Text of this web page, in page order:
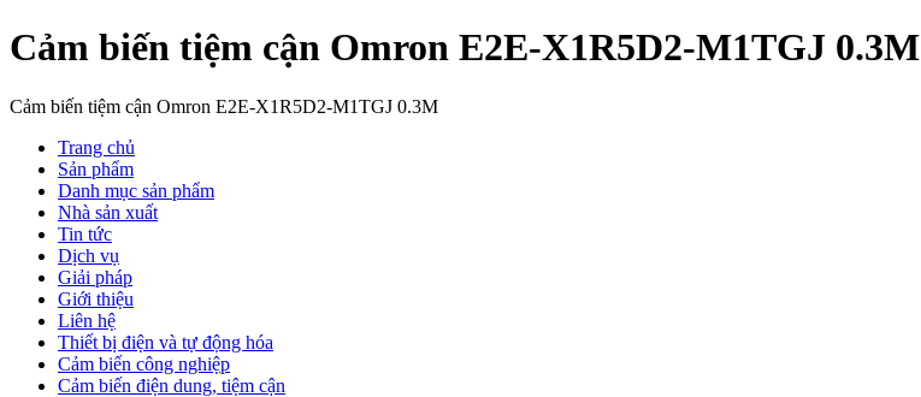
Cảm biến tiệm cận Omron E2E-X1R5D2-M1TGJ 0.3M
Cảm biến tiệm cận Omron E2E-X1R5D2-M1TGJ 0.3M
Trang chủ
Sản phẩm
Danh mục sản phẩm
Nhà sản xuất
Tin tức
Dịch vụ
Giải pháp
Giới thiệu
Liên hệ
Thiết bị điện và tự động hóa
Cảm biến công nghiệp
Cảm biến điện dung, tiệm cận